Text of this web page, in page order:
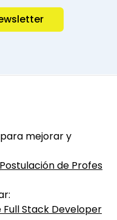
para mejorar y
Postulación de Profes
Full Stack Developer